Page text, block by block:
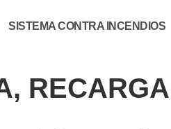
SISTEMA CONTRA INCENDIOS